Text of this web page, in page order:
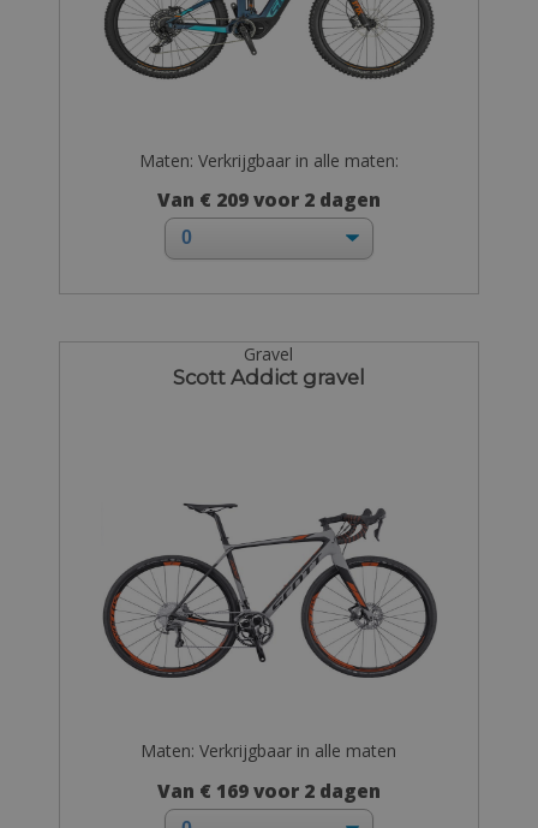
Maten: Verkrijgbaar in alle maten:
Van € 209 voor 2 dagen
Gravel
Scott Addict gravel
Maten: Verkrijgbaar in alle maten
Van € 169 voor 2 dagen